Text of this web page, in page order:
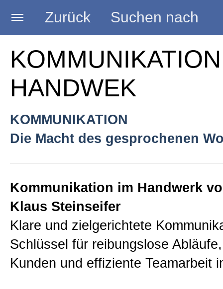
Zurück Suchen nach
Startseite
AKTUELLES
Seminare
Vorträge
Beratungen
Klaus Steinseifer
HANDWEK
KOMMUNIKATION
Die Macht des gesprochenen
Kommunikation im Handwerk
Klaus Steinseifer
Klare und zielgerichtete
Schlüssel für reibungslose
Kunden und effiziente Teamarbeit